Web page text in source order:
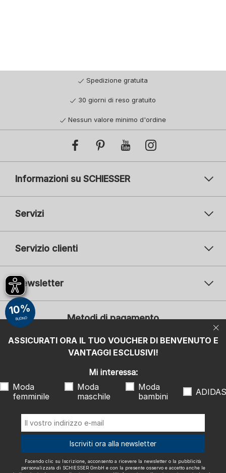
Spedizione gratuita
30 giorni di reso gratuito
Nessun valore minimo d'ordine
Informazioni su SCHIESSER
Servizi
Servizio clienti
Newsletter
Il vostro indirizzo e-mail
Iscrizione
Mi interessa:
Moda femminile
Moda maschile
ADIDAS
Facendo clic su Iscrizione, acconsento a ricevere la newsletter o la
pubblicità personalizzata di SCHIESSER GmbH e con la presente
"Newsletter". Posso revocare questo consenso in qualsiasi momento
con effetto futuro.
Metodi di pagamento
Spediamo con
ASSICURATI ORA IL TUO VOUCHER DI BENVENUTO E
VANTAGGI ESCLUSIVI!
10%
BUONO
Mi interessa:
Moda
femminile
Moda
maschile
Moda
bambini
ADIDAS
Iscriviti ora alla newsletter
Facendo clic su Iscrizione, acconsento a ricevere la newsletter o la pubblicità
personalizzata di SCHIESSER GmbH e con la presente osservo e accetto anche le